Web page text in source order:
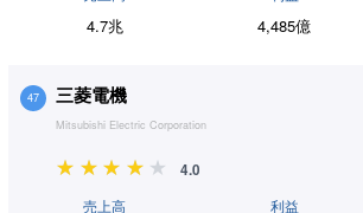
4.7兆 4,485億
47 三菱電機
Mitsubishi Electric Corporation
4.0
売上高 利益